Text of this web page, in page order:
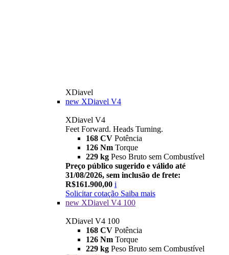
XDiavel
new XDiavel V4
XDiavel V4
Feet Forward. Heads Turning.
168 CV Potência
126 Nm Torque
229 kg Peso Bruto sem Combustível
Preço público sugerido e válido até
31/08/2026, sem inclusão de frete:
R$161.900,00 i
Solicitar cotação Saiba mais
new XDiavel V4 100
XDiavel V4 100
168 CV Potência
126 Nm Torque
229 kg Peso Bruto sem Combustível